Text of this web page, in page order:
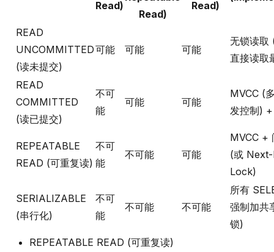
Read)
Read)
Read)
READ
UNCOMMITTED
(读未提交)
可能 可能 可能
无锁读取
直接读取
READ
COMMITTED
(读已提交)
不可
能
可能 可能
MVCC (
发控制)
REPEATABLE
READ (可重复读)
不可
能
不可能 可能
MVCC +
(或
Lock)
SERIALIZABLE
(串行化)
不可
能
不可能 不可能
所有
强制加共
锁)
REPEATABLE READ (可重复读)